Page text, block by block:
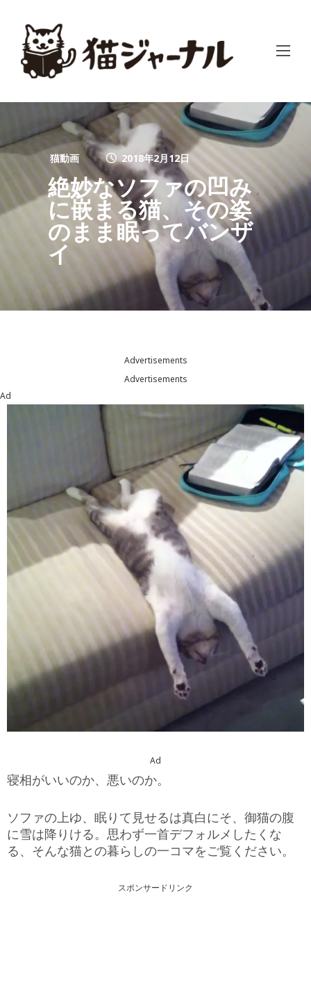
猫動画 2018年2月12日
絶妙なソファの凹み
に嵌まる猫、その姿
のまま眠ってバンザ
イ
Advertisements
Advertisements
Ad
Ad
寝相がいいのか、悪いのか。
ソファの上ゆ、眠りて見せるは真白にそ、御猫の腹
に雪は降りける。思わず一首デフォルメしたくな
る、そんな猫との暮らしの一コマをご覧ください。
スポンサードリンク